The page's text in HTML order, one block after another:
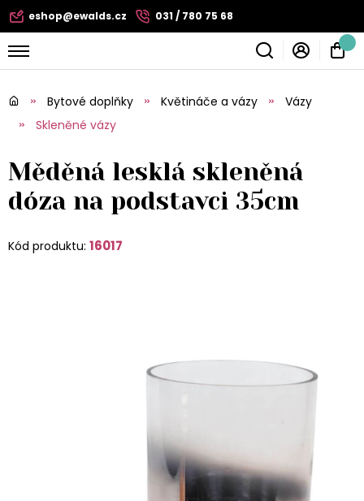
eshop@ewalds.cz 031 / 780 75 68
Bytové doplňky Květináče a vázy
Vázy
Skleněné vázy
Měděná lesklá skleněná
dóza na podstavci 35cm
Kód produktu: 16017